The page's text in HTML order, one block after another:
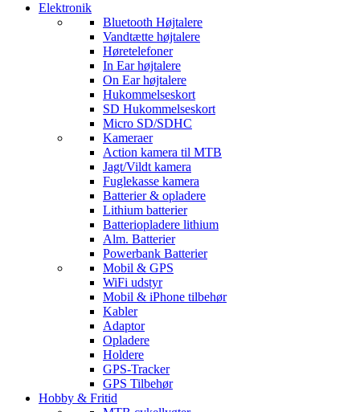
Elektronik
Bluetooth Højtalere
Vandtætte højtalere
Høretelefoner
In Ear højtalere
On Ear højtalere
Hukommelseskort
SD Hukommelseskort
Micro SD/SDHC
Kameraer
Action kamera til MTB
Jagt/Vildt kamera
Fuglekasse kamera
Batterier & opladere
Lithium batterier
Batteriopladere lithium
Alm. Batterier
Powerbank Batterier
Mobil & GPS
WiFi udstyr
Mobil & iPhone tilbehør
Kabler
Adaptor
Opladere
Holdere
GPS-Tracker
GPS Tilbehør
Hobby & Fritid